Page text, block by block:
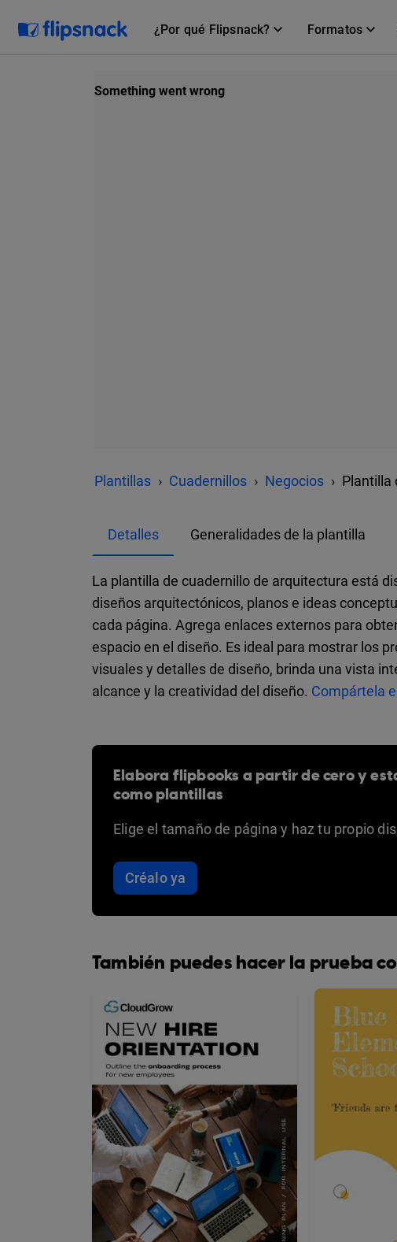
¿Por qué Flipsnack? Formatos
Plantillas Cuadernillos Negocios Plantilla
Detalles Generalidades de la plantilla
La plantilla de cuadernillo de arquitectura está
diseños arquitectónicos, planos e ideas
cada página. Agrega enlaces externos para
espacio en el diseño. Es ideal para mostrar los
visuales y detalles de diseño, brinda una vista
alcance y la creatividad del diseño. Compártela
Elabora flipbooks a partir de cero y
como plantillas
Elige el tamaño de página y haz tu propio
Créalo ya
También puedes hacer la prueba